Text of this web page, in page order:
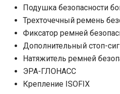
Подушка безопасности
Трехточечный ремень
Фиксатор ремней
Дополнительный стоп-
Натяжитель ремней
ЭРА-ГЛОНАСС
Крепление ISOFIX